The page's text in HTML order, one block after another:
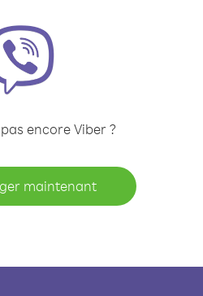
pas encore Viber ?
maintenant